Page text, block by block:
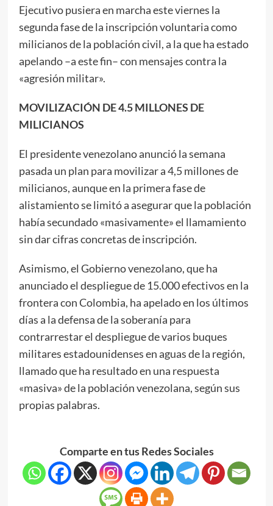
Ejecutivo pusiera en marcha este viernes la
segunda fase de la inscripción voluntaria como
milicianos de la población civil, a la que ha estado
apelando –a este fin– con mensajes contra la
«agresión militar».
MOVILIZACIÓN DE 4.5 MILLONES DE
MILICIANOS
El presidente venezolano anunció la semana
pasada un plan para movilizar a 4,5 millones de
milicianos, aunque en la primera fase de
alistamiento se limitó a asegurar que la población
había secundado «masivamente» el llamamiento
sin dar cifras concretas de inscripción.
Asimismo, el Gobierno venezolano, que ha
anunciado el despliegue de 15.000 efectivos en la
frontera con Colombia, ha apelado en los últimos
días a la defensa de la soberanía para
contrarrestar el despliegue de varios buques
militares estadounidenses en aguas de la región,
llamado que ha resultado en una respuesta
«masiva» de la población venezolana, según sus
propias palabras.
Comparte en tus Redes Sociales